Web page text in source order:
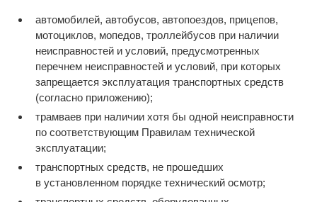
автомобилей, автобусов, автопоездов, прицепов,
мотоциклов, мопедов, троллейбусов при наличии
неисправностей и условий, предусмотренных
перечнем неисправностей и условий, при которых
запрещается эксплуатация транспортных средств
(согласно приложению);
трамваев при наличии хотя бы одной неисправности
по соответствующим Правилам технической
эксплуатации;
транспортных средств, не прошедших
в установленном порядке технический осмотр;